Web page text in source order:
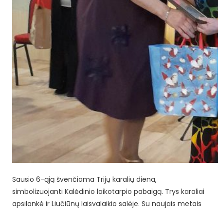
Sausio 6-ąją švenčiama Trijų karalių diena,
simbolizuojanti Kalėdinio laikotarpio pabaigą. Trys karaliai
apsilankė ir Liučiūnų laisvalaikio salėje. Su naujais metais